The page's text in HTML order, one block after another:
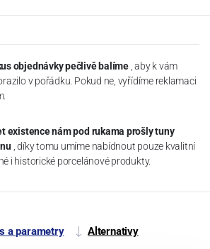
objednávky pečlivě balíme , aby k vám
v pořádku. Pokud ne, vyřídíme reklamaci
existence nám pod rukama prošly tuny
, díky tomu umíme nabídnout pouze kvalitní
i historické porcelánové produkty.
a parametry Alternativy